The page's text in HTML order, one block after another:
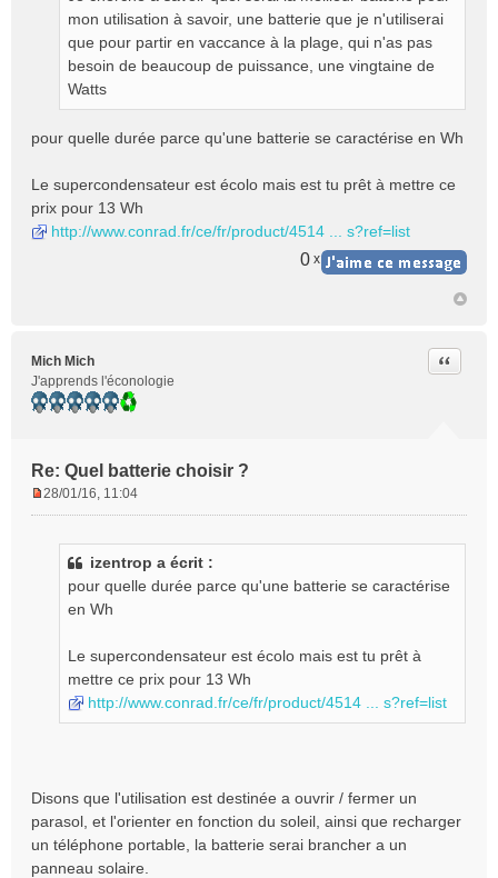
mon utilisation à savoir, une batterie que je n'utiliserai
que pour partir en vaccance à la plage, qui n'as pas
besoin de beaucoup de puissance, une vingtaine de
Watts
pour quelle durée parce qu'une batterie se caractérise en Wh
Le supercondensateur est écolo mais est tu prêt à mettre ce
prix pour 13 Wh
http://www.conrad.fr/ce/fr/product/4514 ... s?ref=list
0 x
Mich Mich
J'apprends l'éconologie
Re: Quel batterie choisir ?
Citer
28/01/16, 11:04
izentrop a écrit :
pour quelle durée parce qu'une batterie se caractérise
en Wh
Le supercondensateur est écolo mais est tu prêt à
mettre ce prix pour 13 Wh
http://www.conrad.fr/ce/fr/product/4514 ... s?ref=list
Disons que l'utilisation est destinée a ouvrir / fermer un
parasol, et l'orienter en fonction du soleil, ainsi que recharger
un téléphone portable, la batterie serai brancher a un
panneau solaire.